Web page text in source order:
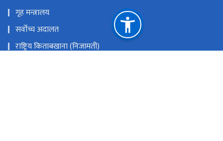
गृह मन्त्रालय
सर्वोच्च अदालत
राष्ट्रिय किताबखाना (निजामती)